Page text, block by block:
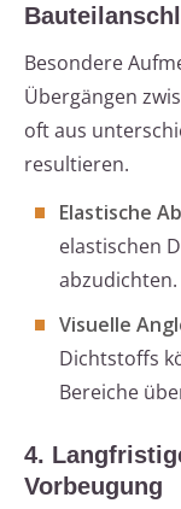
Besondere
Übergängen
oft aus
resultieren.
Elastische
elastischen
abzudichten.
Visuelle
Dichtstoffs
Bereiche
4.
Vorbeugung